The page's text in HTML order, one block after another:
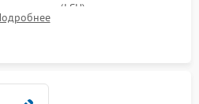
лазера (LSU), зеркал и тракта
тонера и бумажной пыли.